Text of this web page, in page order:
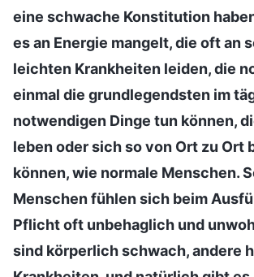
eine schwache Konstitution
es an Energie mangelt, die oft an
leichten Krankheiten leiden, die
einmal die grundlegendsten im
notwendigen Dinge tun können,
leben oder sich so von Ort zu Ort
können, wie normale Menschen.
Menschen fühlen sich beim
Pflicht oft unbehaglich und
sind körperlich schwach, andere